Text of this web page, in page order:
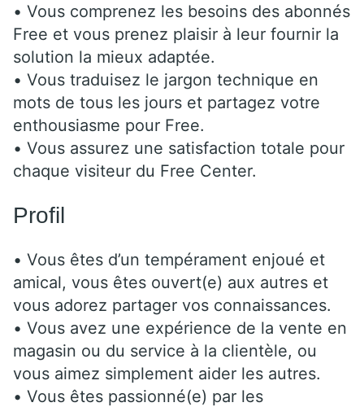
• Vous comprenez les besoins des abonnés
Free et vous prenez plaisir à leur fournir la
solution la mieux adaptée.
• Vous traduisez le jargon technique en
mots de tous les jours et partagez votre
enthousiasme pour Free.
• Vous assurez une satisfaction totale pour
chaque visiteur du Free Center.
Profil
• Vous êtes d’un tempérament enjoué et
amical, vous êtes ouvert(e) aux autres et
vous adorez partager vos connaissances.
• Vous avez une expérience de la vente en
magasin ou du service à la clientèle, ou
vous aimez simplement aider les autres.
• Vous êtes passionné(e) par les